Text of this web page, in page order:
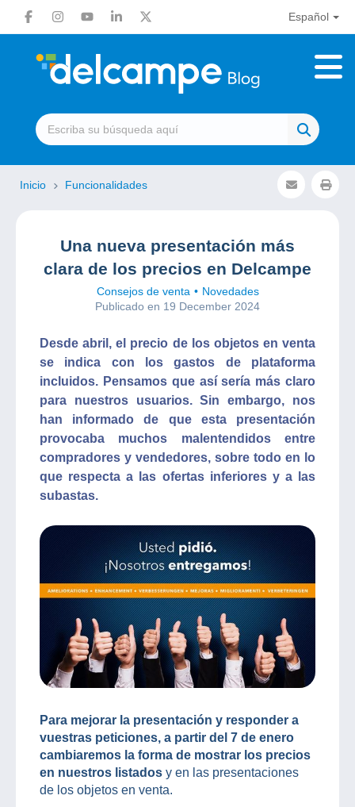
Español
Inicio Funcionalidades
Una nueva presentación más
clara de los precios en Delcampe
Consejos de venta
Novedades
Publicado en 19 December 2024
Desde abril, el precio de los objetos en venta
se indica con los gastos de plataforma
incluidos. Pensamos que así sería más claro
para nuestros usuarios. Sin embargo, nos
han informado de que esta presentación
provocaba muchos malentendidos entre
compradores y vendedores, sobre todo en lo
que respecta a las ofertas inferiores y a las
subastas.
Para mejorar la presentación y responder a
vuestras peticiones, a partir del 7 de enero
cambiaremos la forma de mostrar los precios
en nuestros listados y en las presentaciones
de los objetos en venta.